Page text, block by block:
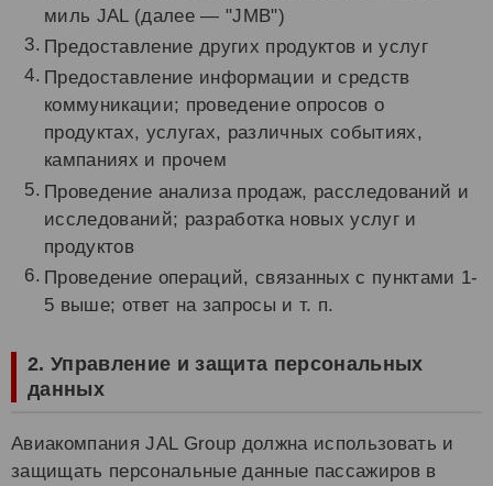
миль JAL (далее — "JMB")
Предоставление других продуктов и услуг
Предоставление информации и средств
коммуникации; проведение опросов о
продуктах, услугах, различных событиях,
кампаниях и прочем
Проведение анализа продаж, расследований и
исследований; разработка новых услуг и
продуктов
Проведение операций, связанных с пунктами 1-
5 выше; ответ на запросы и т. п.
2. Управление и защита персональных
данных
Авиакомпания JAL Group должна использовать и
защищать персональные данные пассажиров в